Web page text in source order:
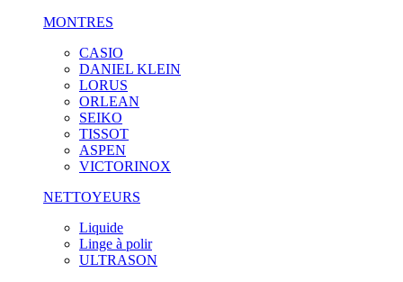
MONTRES
CASIO
DANIEL KLEIN
LORUS
ORLEAN
SEIKO
TISSOT
ASPEN
VICTORINOX
NETTOYEURS
Liquide
Linge à polir
ULTRASON